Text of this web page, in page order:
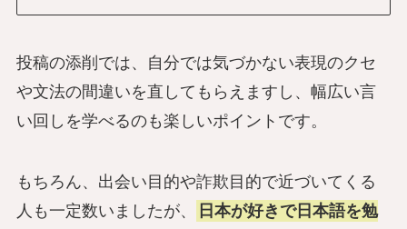
投稿の添削では、自分では気づかない表現のクセ
や文法の間違いを直してもらえますし、幅広い言
い回しを学べるのも楽しいポイントです。
もちろん、出会い目的や詐欺目的で近づいてくる
人も一定数いましたが、
日本が好きで日本語を勉